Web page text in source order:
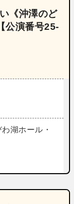
《沖澤のど
公演番号25‐
湖ホール・